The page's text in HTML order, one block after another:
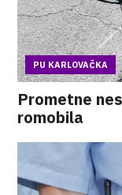
PU KARLOVAČKA
Prometne
romobila